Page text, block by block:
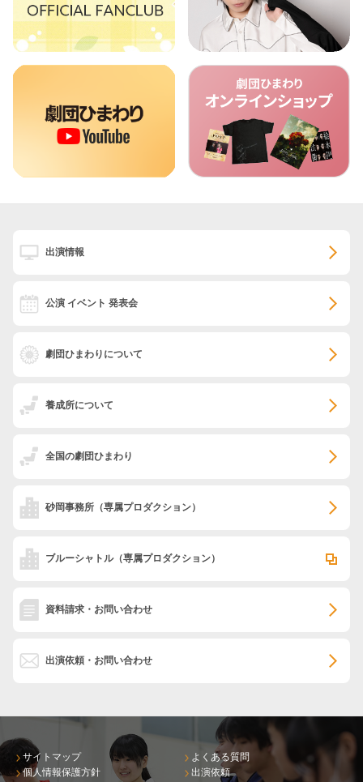
出演情報
公演 イベント 発表会
劇団ひまわりについて
養成所について
全国の劇団ひまわり
砂岡事務所 （専属プロダクション）
ブルーシャトル（専属プロダクション）
資料請求・お問い合わせ
出演依頼・お問い合わせ
サイトマップ
個人情報保護方針
よくある質問
出演依頼